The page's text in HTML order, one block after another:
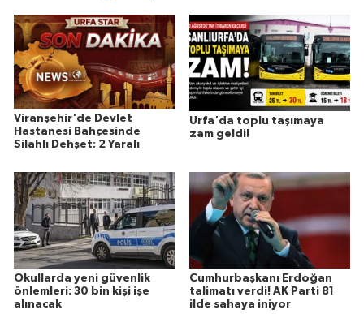
Viranşehir'de Devlet
Hastanesi Bahçesinde
Silahlı Dehşet: 2 Yaralı
Urfa'da toplu taşımaya
zam geldi!
Okullarda yeni güvenlik
önlemleri: 30 bin kişi işe
alınacak
Cumhurbaşkanı Erdoğan
talimatı verdi! AK Parti 81
ilde sahaya iniyor